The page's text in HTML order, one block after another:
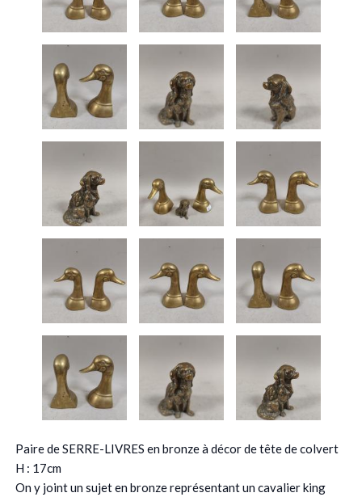
Paire de SERRE-LIVRES en bronze à décor de tête de colvert
H : 17cm
On y joint un sujet en bronze représentant un cavalier king